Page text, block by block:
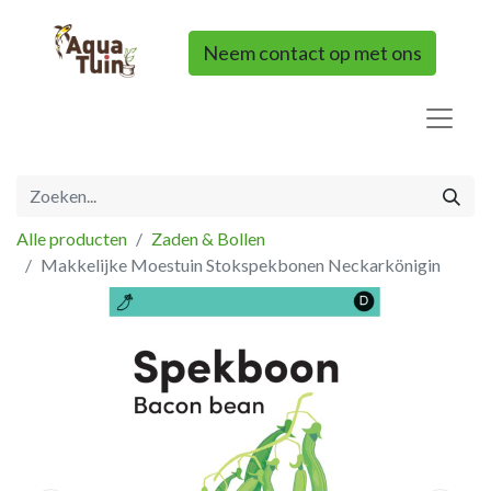
Neem contact op met ons
Alle producten
Zaden & Bollen
Makkelijke Moestuin Stokspekbonen Neckarkönigin